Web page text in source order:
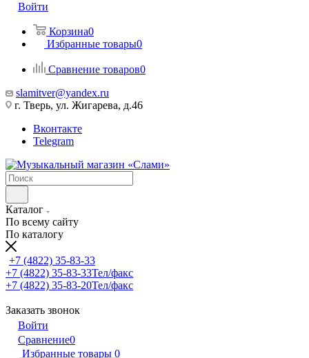
Войти
Корзина0
Избранные товары0
Сравнение товаров0
slamitver@yandex.ru
г. Тверь, ул. Жигарева, д.46
Вконтакте
Telegram
Каталог
По всему сайту
По каталогу
+7 (4822) 35-83-33
+7 (4822) 35-83-33Тел/факс
+7 (4822) 35-83-20Тел/факс
Заказать звонок
Войти
Сравнение0
Избранные товары 0